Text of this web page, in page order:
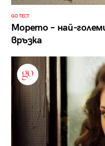
GO ТЕСТ
Морето – най-
връзка